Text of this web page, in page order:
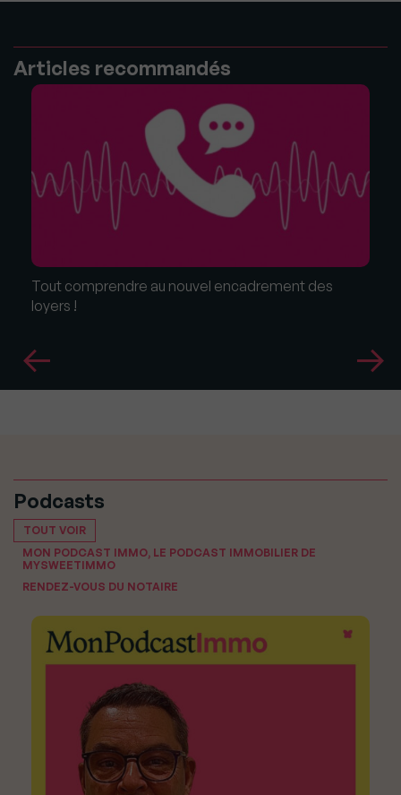
Articles recommandés
Tout comprendre au nouvel encadrement des
loyers !
Podcasts
TOUT VOIR
MON PODCAST IMMO, LE PODCAST IMMOBILIER DE
MYSWEETIMMO
RENDEZ-VOUS DU NOTAIRE